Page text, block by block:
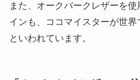
また、オークバークレザーを
インも、ココマイスターが世
といわれています。